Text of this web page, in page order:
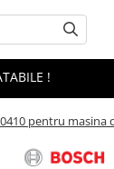
!
pentru masina